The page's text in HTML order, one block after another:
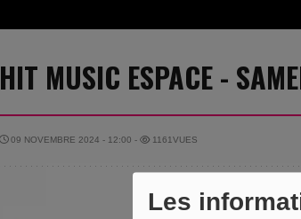
Les
HIT MUSIC ESPACE -
09 NOVEMBRE 2024 - 12:00 - 1161VUES